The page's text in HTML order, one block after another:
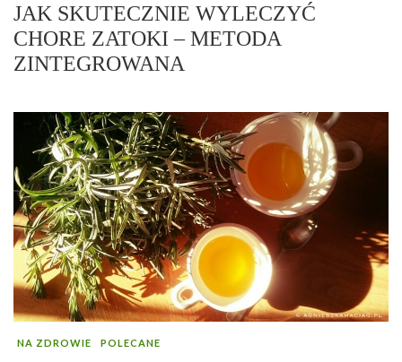
JAK SKUTECZNIE WYLECZYĆ
CHORE ZATOKI – METODA
ZINTEGROWANA
NA ZDROWIE POLECANE